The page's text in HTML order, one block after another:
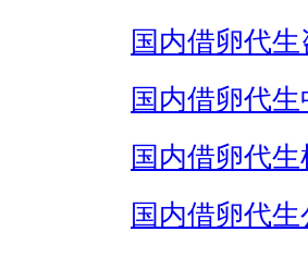
国内借卵代生
国内借卵代生
国内借卵代生
国内借卵代生